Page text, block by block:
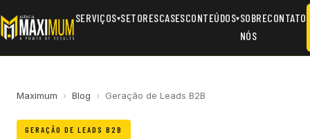
SERVIÇOS▾SETORESCASESCONTEÚDOS▾SOBRE
NÓS
CONTATO
Maximum › Blog › Geração de Leads B2B
GERAÇÃO DE LEADS B2B